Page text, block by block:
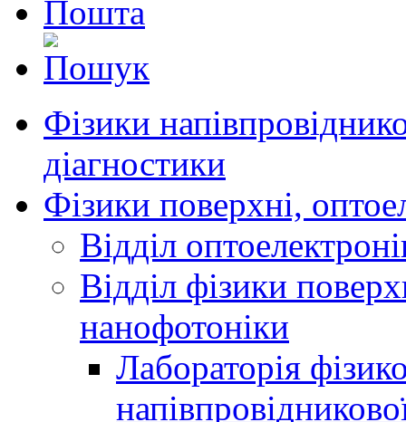
Пошта
Фізики
діагностики
Фізики поверхні,
Відділ
Відділ фізики
нанофотоніки
Лабораторія